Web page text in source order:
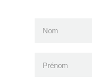
Nom
Prénom